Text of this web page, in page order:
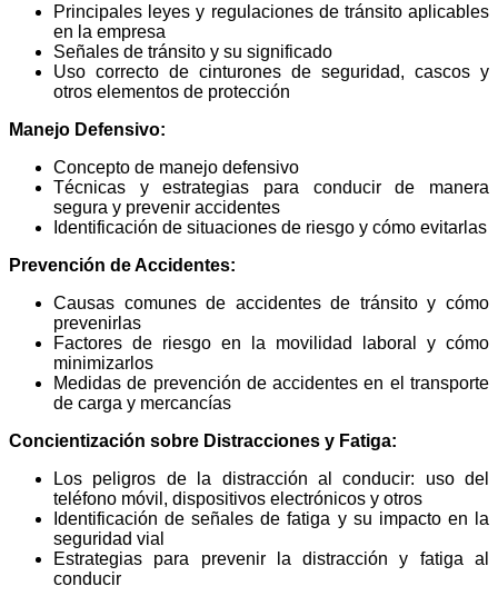
Principales leyes y regulaciones de tránsito aplicables
en la empresa
Señales de tránsito y su significado
Uso correcto de cinturones de seguridad, cascos y
otros elementos de protección
Manejo Defensivo:
Concepto de manejo defensivo
Técnicas y estrategias para conducir de manera
segura y prevenir accidentes
Identificación de situaciones de riesgo y cómo evitarlas
Prevención de Accidentes:
Causas comunes de accidentes de tránsito y cómo
prevenirlas
Factores de riesgo en la movilidad laboral y cómo
minimizarlos
Medidas de prevención de accidentes en el transporte
de carga y mercancías
Concientización sobre Distracciones y Fatiga:
Los peligros de la distracción al conducir: uso del
teléfono móvil, dispositivos electrónicos y otros
Identificación de señales de fatiga y su impacto en la
seguridad vial
Estrategias para prevenir la distracción y fatiga al
conducir